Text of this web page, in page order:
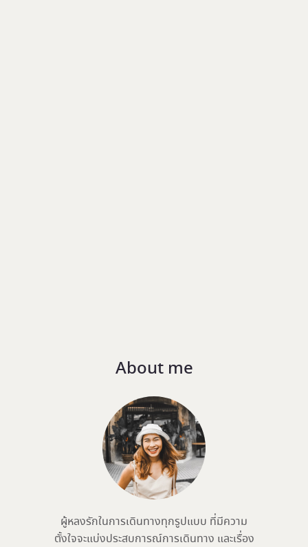
About me
ผู้หลงรักในการเดินทางทุกรูปแบบ ที่มีความ
ตั้งใจจะแบ่งประสบการณ์การเดินทาง และเรื่อง